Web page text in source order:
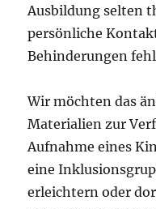
Ausbildung selten
persönliche
Behinderungen
Wir möchten das
Materialien zur
Aufnahme eines
eine
erleichtern oder